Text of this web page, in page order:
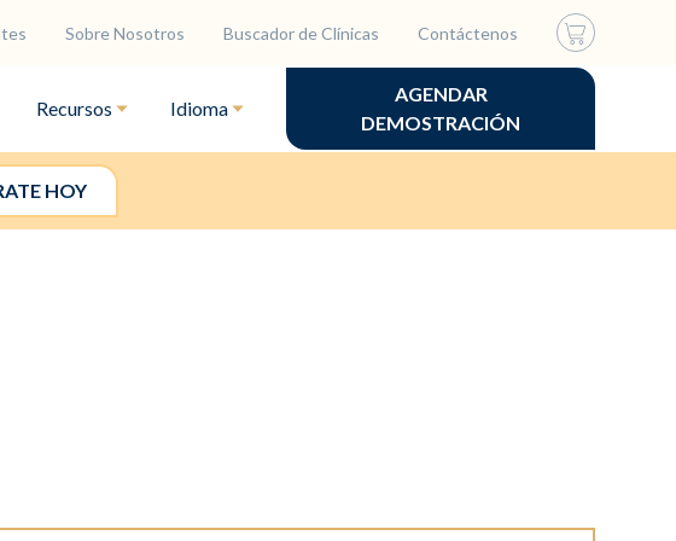
Sobre Nosotros Buscador de Clínicas Contáctenos
Recursos Idioma
AGENDAR
DEMOSTRACIÓN
HOY